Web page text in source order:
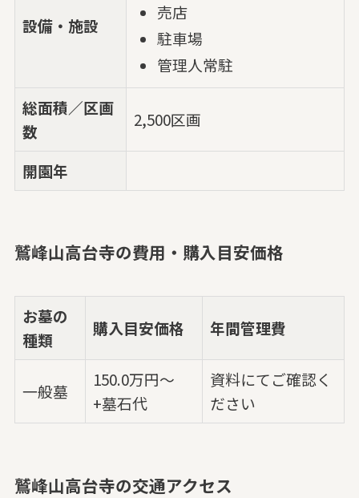
設備・施設
売店
駐車場
管理人常駐
総面積／区画
数
2,500区画
開園年
鷲峰山高台寺の費用・購入目安価格
お墓の
種類
購入目安価格 年間管理費
一般墓
150.0万円～
+墓石代
資料にてご確認く
ださい
鷲峰山高台寺の交通アクセス